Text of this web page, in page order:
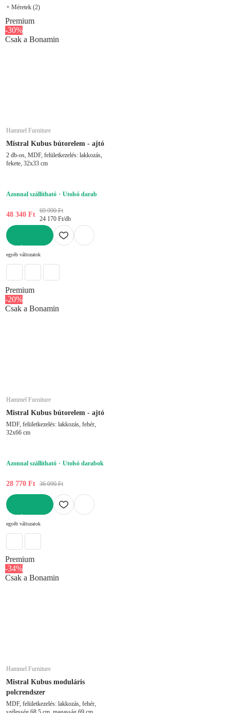
+ Méretek (2)
Premium
-30%
Csak a Bonamin
Hammel Furniture
Mistral Kubus bútorelem - ajtó
2 db-os, MDF, felületkezelés: lakkozás,
fekete, 32x33 cm
Azonnal szállítható Utolsó darab
48 340 Ft 69 990 Ft
24 170 Ft/db
egyéb változatok
Premium
-20%
Csak a Bonamin
Hammel Furniture
Mistral Kubus bútorelem - ajtó
MDF, felületkezelés: lakkozás, fehér,
32x66 cm
Azonnal szállítható Utolsó darabok
28 770 Ft 36 090 Ft
egyéb változatok
Premium
-34%
Csak a Bonamin
Hammel Furniture
Mistral Kubus moduláris
polcrendszer
MDF, felületkezelés: lakkozás, fehér,